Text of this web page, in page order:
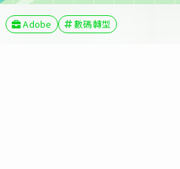
Adobe 數碼轉型